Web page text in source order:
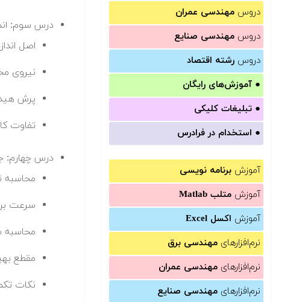
دروس مهندسی عمران
دروس مهندسی صنایع
دروس رشته اقتصاد
● آموزش‌های رایگان
● تبلیغات کلیکی
● استخدام در فرادرس
آموزش برنامه نویسی
آموزش متلب Matlab
آموزش اکسل Excel
نرم‌افزارهای مهندسی برق
نرم‌افزارهای مهندسی عمران
نرم‌افزارهای مهندسی صنایع
درس سوم:
اصل
نیروی
پرش
تفاوت
درس چهارم:
محاسبه
سرعت
مقطع
نکات